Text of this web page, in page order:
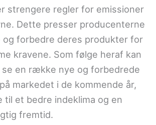
strengere regler for emissioner
Dette presser producenterne
og forbedre deres produkter for
kravene. Som følge heraf kan
en række nye og forbedrede
markedet i de kommende år,
til et bedre indeklima og en
fremtid.